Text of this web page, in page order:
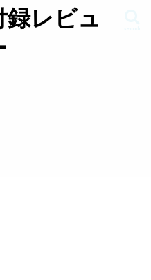
レビュ